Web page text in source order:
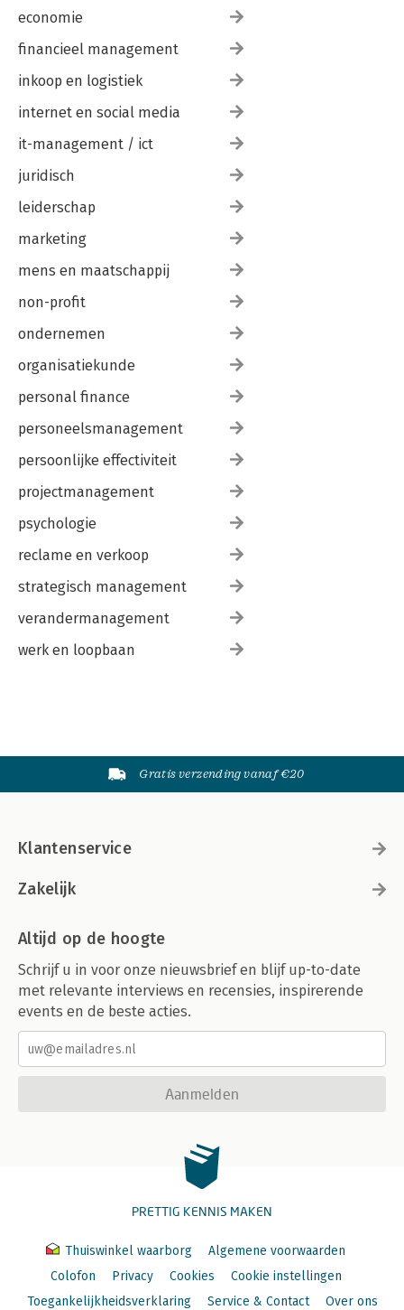
economie
financieel management
inkoop en logistiek
internet en social media
it-management / ict
juridisch
leiderschap
marketing
mens en maatschappij
non-profit
ondernemen
organisatiekunde
personal finance
personeelsmanagement
persoonlijke effectiviteit
projectmanagement
psychologie
reclame en verkoop
strategisch management
verandermanagement
werk en loopbaan
Gratis verzending vanaf €20
Klantenservice
Zakelijk
Altijd op de hoogte
Schrijf u in voor onze nieuwsbrief en blijf up-to-date
met relevante interviews en recensies, inspirerende
events en de beste acties.
Aanmelden
PRETTIG KENNIS MAKEN
Thuiswinkel waarborg
Algemene voorwaarden
Colofon
Privacy Cookies
Cookie instellingen
Toegankelijkheidsverklaring
Service & Contact Over ons